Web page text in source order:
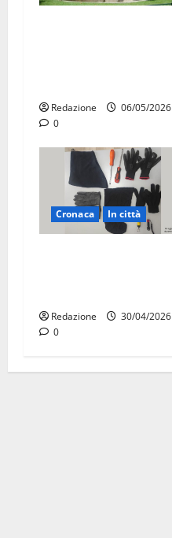
Redazione
06/05/2026
0
Cronaca In città
Redazione
30/04/2026
0